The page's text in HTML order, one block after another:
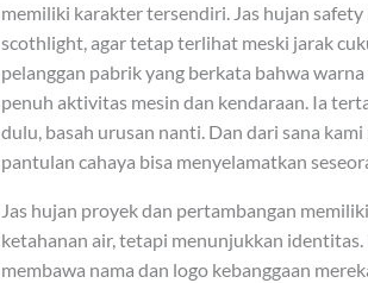
memiliki karakter tersendiri. Jas hujan
scothlight, agar tetap terlihat meski jarak
pelanggan pabrik yang berkata bahwa
penuh aktivitas mesin dan kendaraan. Ia
dulu, basah urusan nanti. Dan dari sana
pantulan cahaya bisa menyelamatkan
Jas hujan proyek dan pertambangan
ketahanan air, tetapi menunjukkan
membawa nama dan logo kebanggaan